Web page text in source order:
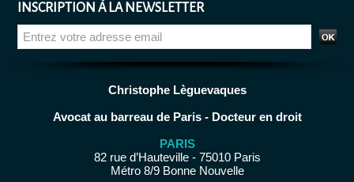
INSCRIPTION À LA NEWSLETTER
Christophe Lèguevaques
Avocat au barreau de Paris - Docteur en droit
PARIS
82 rue d’Hauteville - 75010 Paris
Métro 8/9 Bonne Nouvelle